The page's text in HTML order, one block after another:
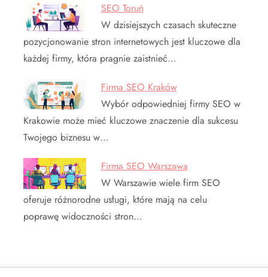
SEO Toruń
W dzisiejszych czasach skuteczne
pozycjonowanie stron internetowych jest kluczowe dla
każdej firmy, która pragnie zaistnieć…
Firma SEO Kraków
Wybór odpowiedniej firmy SEO w
Krakowie może mieć kluczowe znaczenie dla sukcesu
Twojego biznesu w…
Firma SEO Warszawa
W Warszawie wiele firm SEO
oferuje różnorodne usługi, które mają na celu
poprawę widoczności stron…